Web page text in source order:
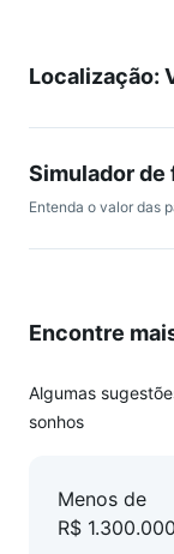
Localização:
Simulador
Entenda o valor das
Encontre
Algumas
sonhos
Menos de
R$ 1.300.000